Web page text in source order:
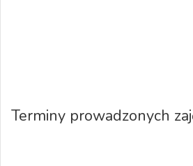
Terminy prowadzonych